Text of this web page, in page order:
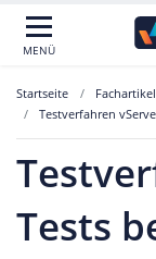
MENÜ
Startseite
Testverfahren
Tests